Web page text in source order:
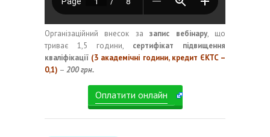
Організаційний внесок зазапис вебінару, що
триває 1,5 години, сертифікат підвищення
кваліфікації (3 академічні години, кредит ЄКТС –
0,1) – 200 грн.
Оплатити онлайн